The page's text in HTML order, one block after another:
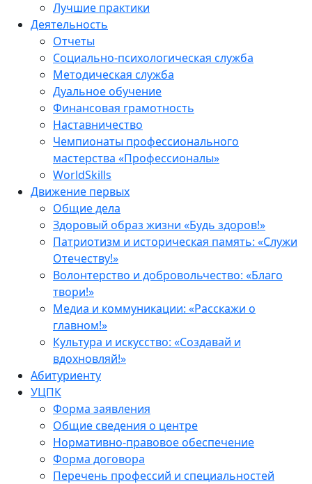
Лучшие практики
Деятельность
Отчеты
Социально-психологическая служба
Методическая служба
Дуальное обучение
Финансовая грамотность
Наставничество
Чемпионаты профессионального
мастерства «Профессионалы»
WorldSkills
Движение первых
Общие дела
Здоровый образ жизни «Будь здоров!»
Патриотизм и историческая память: «Служи
Отечеству!»
Волонтерство и добровольчество: «Благо
твори!»
Медиа и коммуникации: «Расскажи о
главном!»
Культура и искусство: «Создавай и
вдохновляй!»
Абитуриенту
УЦПК
Форма заявления
Общие сведения о центре
Нормативно-правовое обеспечение
Форма договора
Перечень профессий и специальностей